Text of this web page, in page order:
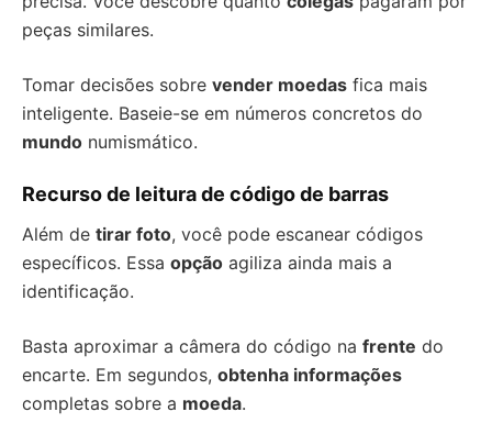
peças similares.
Tomar decisões sobre vender moedas fica mais
inteligente. Baseie-se em números concretos do
mundo numismático.
Recurso de leitura de código de barras
Além de tirar foto, você pode escanear códigos
específicos. Essa opção agiliza ainda mais a
identificação.
Basta aproximar a câmera do código na frente do
encarte. Em segundos, obtenha informações
completas sobre a moeda.